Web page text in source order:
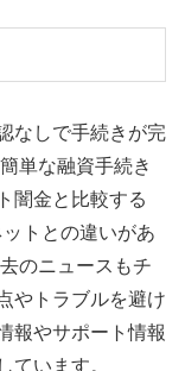
なしで手続きが完
単な融資手続き
闇金と比較する
トとの違いがあ
のニュースもチ
やトラブルを避け
報やサポート情報
ています。